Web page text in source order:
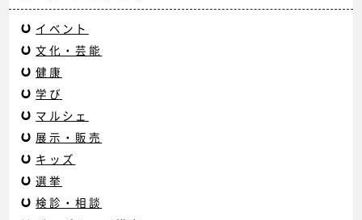
イベント
文化・芸能
健康
学び
マルシェ
展示・販売
キッズ
選挙
検診・相談